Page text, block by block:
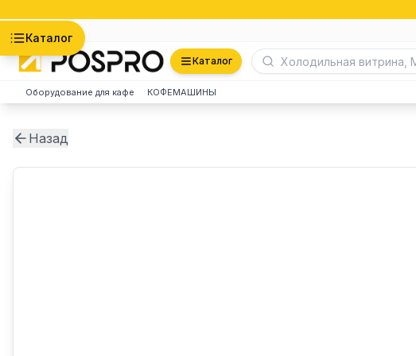
Каталог
Каталог
Оборудование для кафе КОФЕМАШИНЫ
Назад